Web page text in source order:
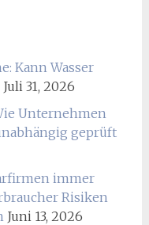
Kann Wasser
Juli 31, 2026
Unternehmen
geprüft
immer
Risiken
Juni 13, 2026